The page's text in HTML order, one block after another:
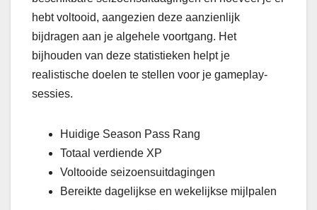
hebt voltooid, aangezien deze aanzienlijk
bijdragen aan je algehele voortgang. Het
bijhouden van deze statistieken helpt je
realistische doelen te stellen voor je gameplay-
sessies.
Huidige Season Pass Rang
Totaal verdiende XP
Voltooide seizoensuitdagingen
Bereikte dagelijkse en wekelijkse mijlpalen